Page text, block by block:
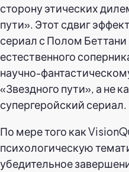
сторону этических
пути». Этот сдвиг
сериал с Полом Беттани
естественного
научно-
«Звездного пути», а не
супергеройский сериал.
По мере того как
психологическую
убедительное